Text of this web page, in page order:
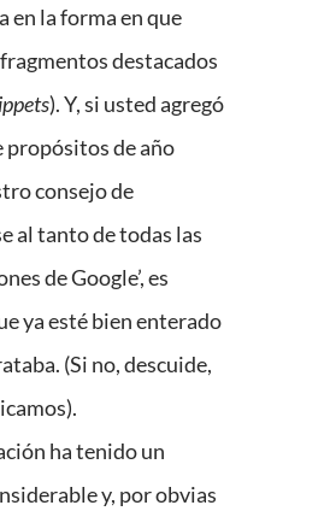
en la forma en que
destacados
). Y, si usted agregó
propósitos de año
consejo de
al tanto de todas las
de Google’, es
ya esté bien enterado
(Si no, descuide,
ha tenido un
y, por obvias